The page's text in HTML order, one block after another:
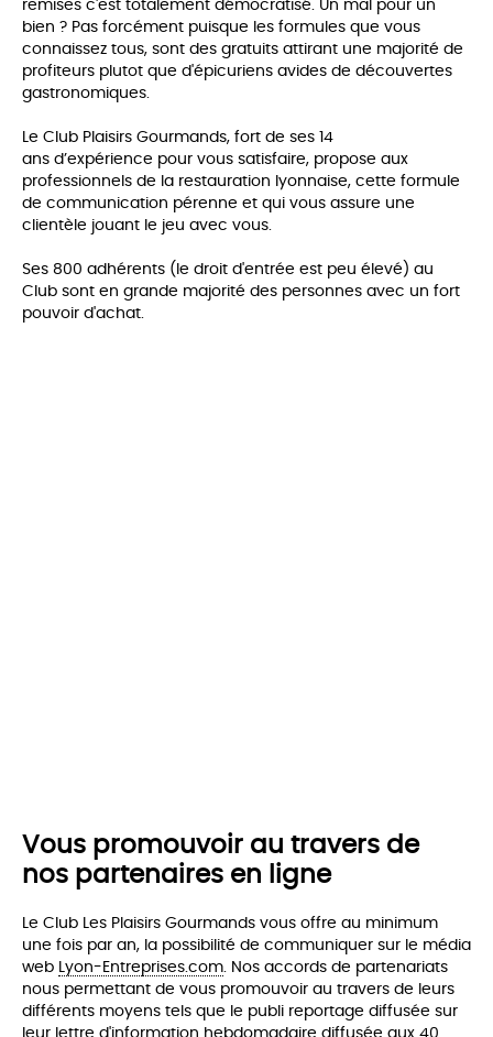
remises c'est totalement démocratisé. Un mal pour un
bien ? Pas forcément puisque les formules que vous
connaissez tous, sont des gratuits attirant une majorité de
profiteurs plutot que d'épicuriens avides de découvertes
gastronomiques.
Le Club Plaisirs Gourmands, fort de ses 14
ans d’expérience pour vous satisfaire, propose aux
professionnels de la restauration lyonnaise, cette formule
de communication pérenne et qui vous assure une
clientèle jouant le jeu avec vous.
Ses 800 adhérents (le droit d'entrée est peu élevé) au
Club sont en grande majorité des personnes avec un fort
pouvoir d'achat.
Vous promouvoir au travers de
nos partenaires en ligne
Le Club Les Plaisirs Gourmands vous offre au minimum
une fois par an, la possibilité de communiquer sur le média
web Lyon-Entreprises.com. Nos accords de partenariats
nous permettant de vous promouvoir au travers de leurs
différents moyens tels que le publi reportage diffusée sur